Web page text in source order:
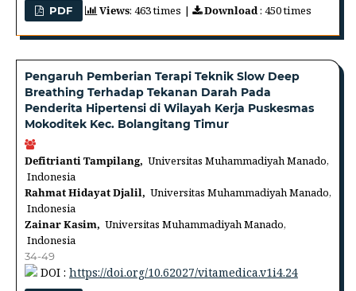
PDF Views: 463 times | Download: 450 times
Pengaruh Pemberian Terapi Teknik Slow Deep
Breathing Terhadap Tekanan Darah Pada
Penderita Hipertensi di Wilayah Kerja Puskesmas
Mokoditek Kec. Bolangitang Timur
Defitrianti Tampilang, Universitas Muhammadiyah Manado,
Indonesia
Rahmat Hidayat Djalil, Universitas Muhammadiyah Manado,
Indonesia
Zainar Kasim, Universitas Muhammadiyah Manado,
Indonesia
34-49
DOI : https://doi.org/10.62027/vitamedica.v1i4.24